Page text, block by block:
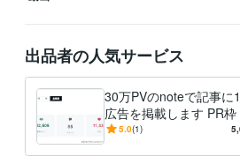
出品者の人気サービス
30万PVのnoteで記事に
広告を掲載します PR
000円〜（先着制・審
5.0(1)